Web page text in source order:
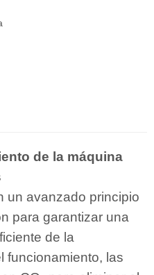
de la máquina
un avanzado principio
para garantizar una
de la
funcionamiento, las